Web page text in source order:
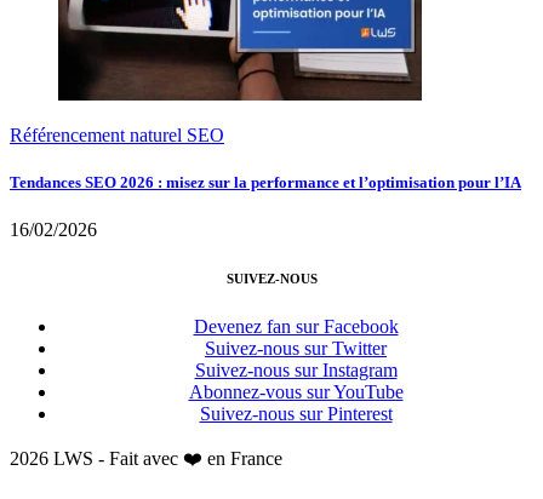
Référencement naturel SEO
Tendances SEO 2026 : misez sur la performance et l’optimisation pour l’IA
16/02/2026
SUIVEZ-NOUS
Devenez fan sur Facebook
Suivez-nous sur Twitter
Suivez-nous sur Instagram
Abonnez-vous sur YouTube
Suivez-nous sur Pinterest
2026 LWS - Fait avec ❤️ en France